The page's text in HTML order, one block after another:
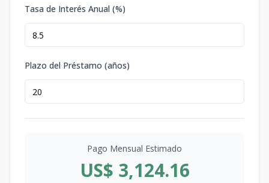
Tasa de Interés Anual (%)
Plazo del Préstamo (años)
Pago Mensual Estimado
US$ 3,124.16